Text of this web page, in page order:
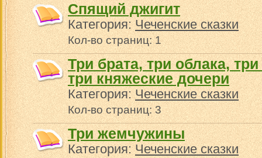
Спящий джигит
Категория:Чеченские сказки
Кол-во страниц: 1
Три брата, три облака,
три княжеские дочери
Категория:Чеченские сказки
Кол-во страниц: 3
Три жемчужины
Категория:Чеченские сказки